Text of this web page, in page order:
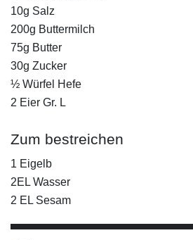
10g Salz
200g Buttermilch
75g Butter
30g Zucker
½ Würfel Hefe
2 Eier Gr. L
Zum bestreichen
1 Eigelb
2EL Wasser
2 EL Sesam